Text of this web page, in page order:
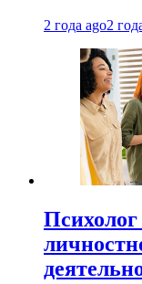
2 года ago2